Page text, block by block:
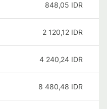
848,05 IDR
2 120,12 IDR
4 240,24 IDR
8 480,48 IDR